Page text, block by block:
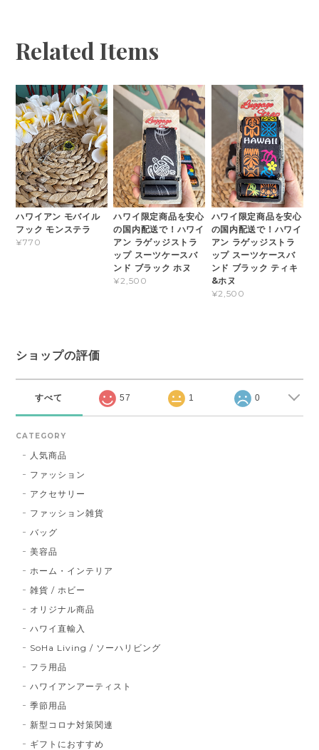
Related Items
ハワイアン モバイル
フック モンステラ
¥770
ハワイ限定商品を安心
の国内配送で！ハワイ
アン ラゲッジストラ
ップ スーツケースバ
ンド ブラック ホヌ
¥2,500
ハワイ限定商品を安心
の国内配送で！ハワイ
アン ラゲッジストラ
ップ スーツケースバ
ンド ブラック ティキ
&ホヌ
¥2,500
ショップの評価
すべて 57 1 0
CATEGORY
人気商品
ファッション
アクセサリー
ファッション雑貨
バッグ
美容品
ホーム・インテリア
雑貨 / ホビー
オリジナル商品
ハワイ直輸入
SoHa Living / ソーハリビング
フラ用品
ハワイアンアーティスト
季節用品
新型コロナ対策関連
ギフトにおすすめ